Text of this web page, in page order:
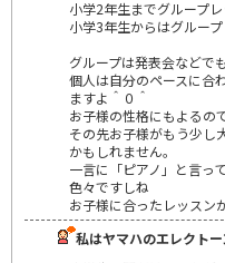
小学2年生までグループレ
小学3年生からはグルー
グループは発表会などで
個人は自分のペースに合
ますよ＾０＾
お子様の性格にもよるの
その先お子様がもう少し
かもしれません。
一言に「ピアノ」と言っ
色々ですしね
お子様に合ったレッス
私はヤマハのエレクトー